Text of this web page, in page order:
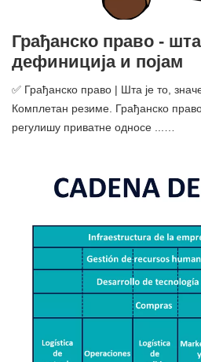
Грађанско право - шта
дефиниција и појам
✅ Грађанско право | Шта је то,
Комплетан резиме. Грађанско право
регулишу приватне односе ...…